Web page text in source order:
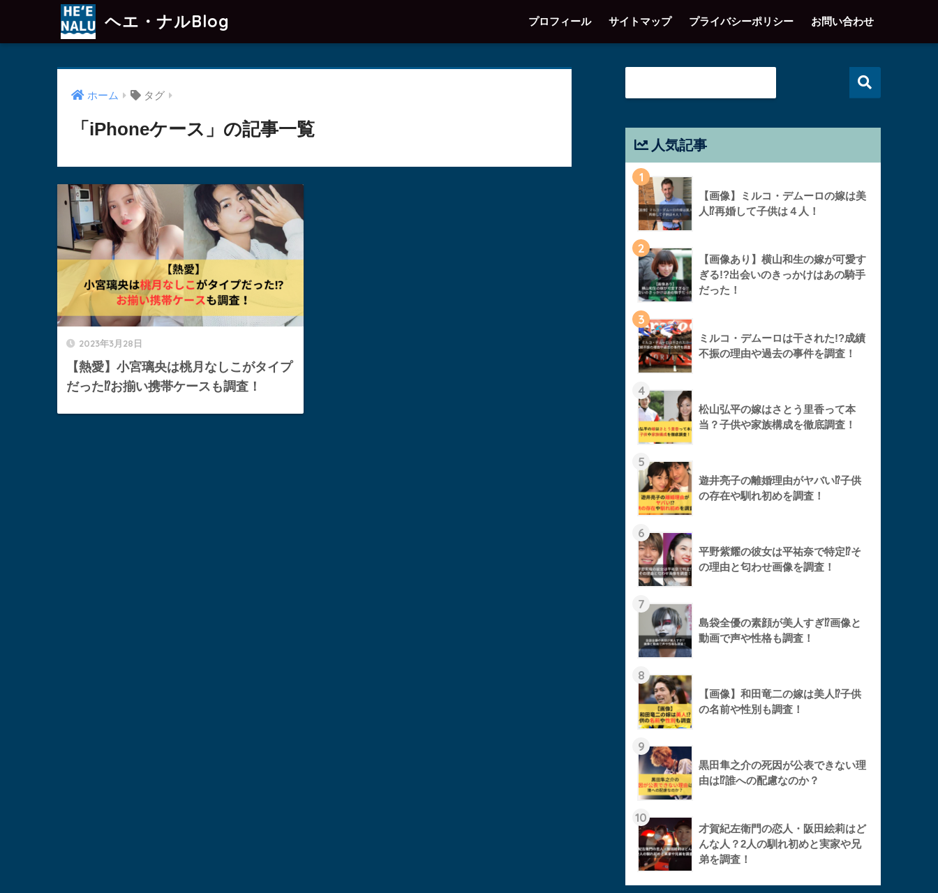
ヘエ・ナルBlog プロフィール サイトマップ プライバシーポリシー お問い合わせ
ホーム タグ
「iPhoneケース」の記事一覧
2023年3月28日
【熱愛】小宮璃央は桃月なしこがタイプ
だった⁉︎お揃い携帯ケースも調査！
人気記事
1
【画像】ミルコ・デムーロの嫁は美
人⁉︎再婚して子供は４人！
2
【画像あり】横山和生の嫁が可愛す
ぎる!?出会いのきっかけはあの騎手
だった！
3
ミルコ・デムーロは干された!?成績
不振の理由や過去の事件を調査！
4
松山弘平の嫁はさとう里香って本
当？子供や家族構成を徹底調査！
5
遊井亮子の離婚理由がヤバい⁉︎子供
の存在や馴れ初めを調査！
6
平野紫耀の彼女は平祐奈で特定⁉︎そ
の理由と匂わせ画像を調査！
7
島袋全優の素顔が美人すぎ⁉︎画像と
動画で声や性格も調査！
8
【画像】和田竜二の嫁は美人⁉︎子供
の名前や性別も調査！
9
黒田隼之介の死因が公表できない理
由は⁉︎誰への配慮なのか？
10
才賀紀左衛門の恋人・阪田絵莉はど
んな人？2人の馴れ初めと実家や兄
弟を調査！